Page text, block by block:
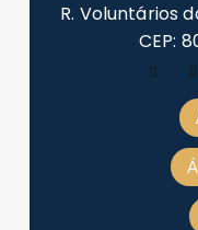
R. Voluntários
CEP: